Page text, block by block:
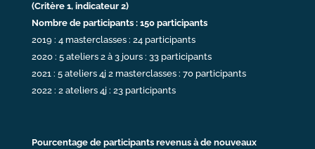
(Critère 1, indicateur 2)
Nombre de participants : 150 participants
2019 : 4 masterclasses : 24 participants
2020 : 5 ateliers 2 à 3 jours : 33 participants
2021 : 5 ateliers 4j 2 masterclasses : 70 participants
2022 : 2 ateliers 4j : 23 participants
Pourcentage de participants revenus à de nouveaux